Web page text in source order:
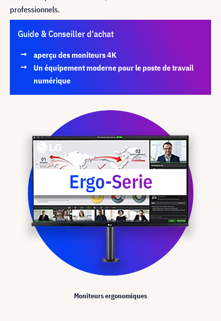
professionnels.
Guide & Conseiller d'achat
aperçu des moniteurs 4K
Un équipement moderne pour le poste de travail
numérique
Moniteurs ergonomiques